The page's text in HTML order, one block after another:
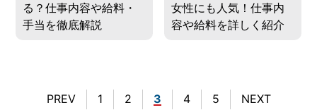
る？仕事内容や給料・
手当を徹底解説
女性にも人気！仕事内
容や給料を詳しく紹介
PREV 1 2 3 4 5 NEXT